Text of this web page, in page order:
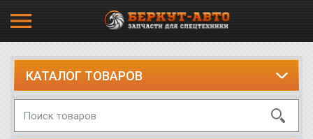
КАТАЛОГ ТОВАРОВ